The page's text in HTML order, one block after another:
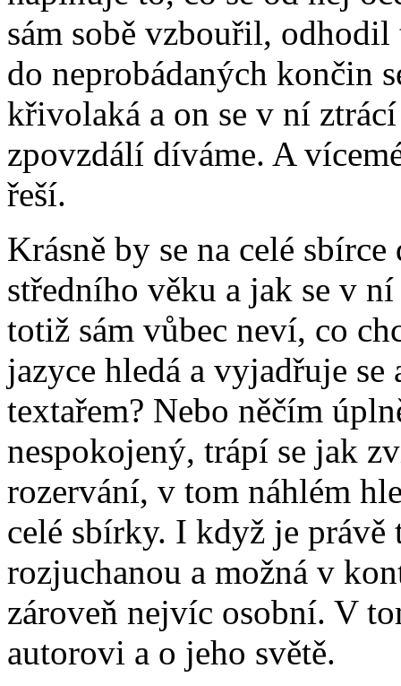
sám sobě vzbouřil,
do neprobádaných končin
křivolaká a on se v ní
zpovzdálí díváme. A
řeší.
Krásně by se na celé
středního věku a jak se v ní
totiž sám vůbec neví, co
jazyce hledá a vyjadřuje
textařem? Nebo něčím
nespokojený, trápí se jak
rozervání, v tom náhlém
celé sbírky. I když je právě
rozjuchanou a možná v
zároveň nejvíc osobní. V
autorovi a o jeho světě.